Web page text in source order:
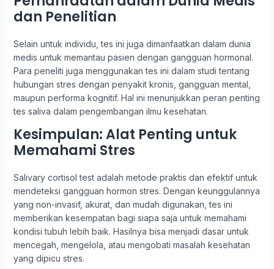
dan Penelitian
Selain untuk individu, tes ini juga dimanfaatkan dalam dunia
medis untuk memantau pasien dengan gangguan hormonal.
Para peneliti juga menggunakan tes ini dalam studi tentang
hubungan stres dengan penyakit kronis, gangguan mental,
maupun performa kognitif. Hal ini menunjukkan peran penting
tes saliva dalam pengembangan ilmu kesehatan.
Kesimpulan: Alat Penting untuk
Memahami Stres
Salivary cortisol test adalah metode praktis dan efektif untuk
mendeteksi gangguan hormon stres. Dengan keunggulannya
yang non-invasif, akurat, dan mudah digunakan, tes ini
memberikan kesempatan bagi siapa saja untuk memahami
kondisi tubuh lebih baik. Hasilnya bisa menjadi dasar untuk
mencegah, mengelola, atau mengobati masalah kesehatan
yang dipicu stres.